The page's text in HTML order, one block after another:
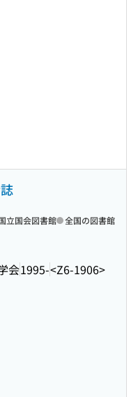
会1995-<Z6-1906>
立国会図書館 全国の図書館